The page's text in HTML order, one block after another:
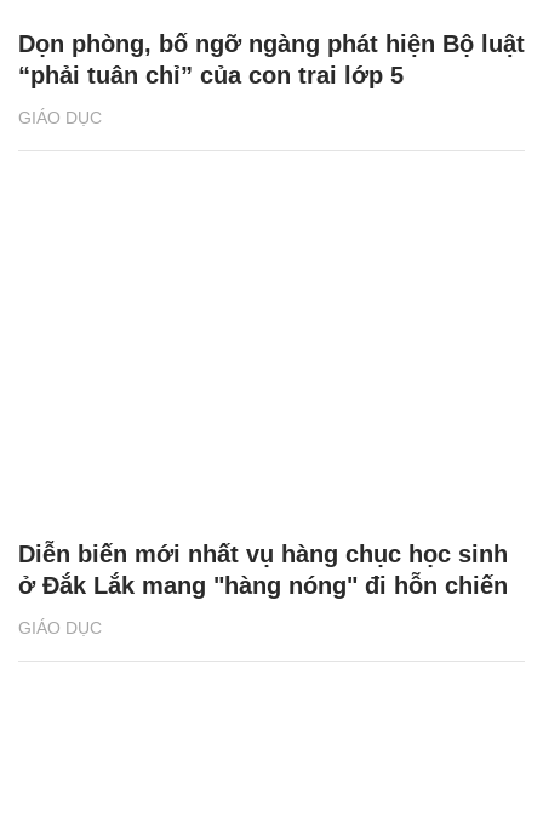
GIÁO DỤC
Dọn phòng, bố ngỡ ngàng phát hiện Bộ luật
“phải tuân chỉ” của con trai lớp 5
GIÁO DỤC
Diễn biến mới nhất vụ hàng chục học sinh
ở Đắk Lắk mang "hàng nóng" đi hỗn chiến